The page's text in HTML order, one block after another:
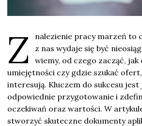
Z
nalezienie pracy marzeń to
z nas wydaje się być
wiemy, od czego zacząć,
umiejętności czy gdzie szukać
interesują. Kluczem do sukcesu jest
odpowiednie przygotowanie i
oczekiwań oraz wartości. W
stworzyć skuteczne dokumenty